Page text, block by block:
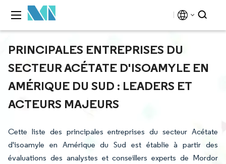
PRINCIPALES ENTREPRISES DU
SECTEUR ACÉTATE D'ISOAMYLE EN
AMÉRIQUE DU SUD : LEADERS ET
ACTEURS MAJEURS
Cette liste des principales entreprises du secteur Acétate
d'isoamyle en Amérique du Sud est établie à partir des
évaluations des analystes et conseillers experts de Mordor